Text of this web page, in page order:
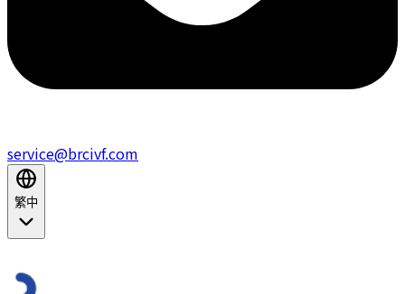
service@brcivf.com
繁中